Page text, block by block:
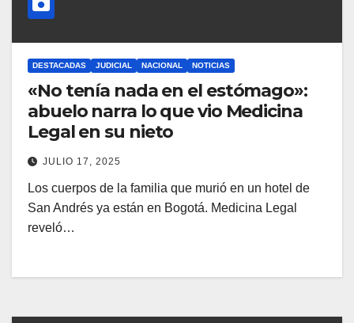
DESTACADAS JUDICIAL NACIONAL NOTICIAS
«No tenía nada en el estómago»:
abuelo narra lo que vio Medicina
Legal en su nieto
JULIO 17, 2025
Los cuerpos de la familia que murió en un hotel de
San Andrés ya están en Bogotá. Medicina Legal
reveló…